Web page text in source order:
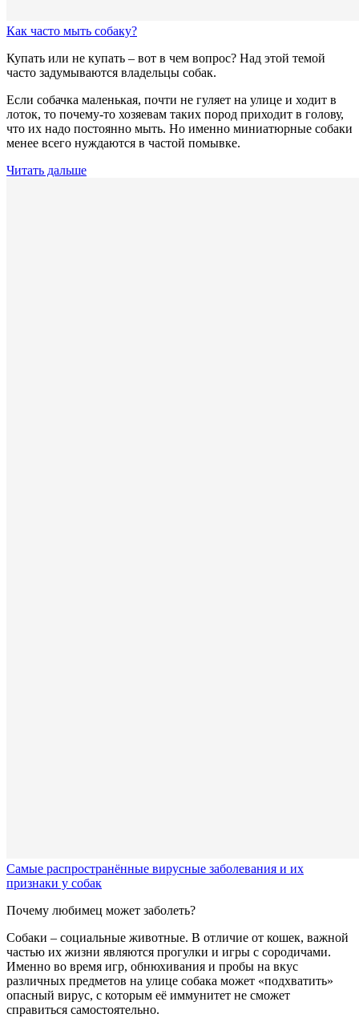
Как часто мыть собаку?
Купать или не купать – вот в чем вопрос? Над этой темой
часто задумываются владельцы собак.
Если собачка маленькая, почти не гуляет на улице и ходит в
лоток, то почему-то хозяевам таких пород приходит в голову,
что их надо постоянно мыть. Но именно миниатюрные собаки
менее всего нуждаются в частой помывке.
Читать дальше
Самые распространённые вирусные заболевания и их
признаки у собак
Почему любимец может заболеть?
Собаки – социальные животные. В отличие от кошек, важной
частью их жизни являются прогулки и игры с сородичами.
Именно во время игр, обнюхивания и пробы на вкус
различных предметов на улице собака может «подхватить»
опасный вирус, с которым её иммунитет не сможет
справиться самостоятельно.